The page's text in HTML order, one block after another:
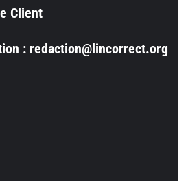
Client
: redaction@lincorrect.org